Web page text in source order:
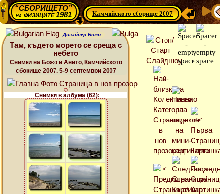
“СБОРИЩЕТО”
нафизиците 1981 Камчийското сборище 2007
Дизайнер Божо
Там, където морето се среща с
небето
Снимки на Божо и Анито, Камчийското
сборище 2007, 5-9 септември 2007
Снимки в албума (62):